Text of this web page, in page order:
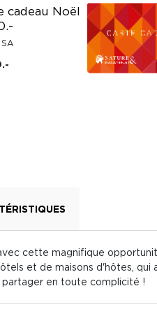
cadeau Noël
cette magnifique
et de maisons d'hôtes, qui
partager en toute complicité !